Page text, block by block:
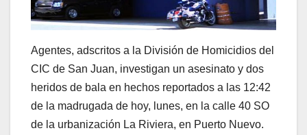
Agentes, adscritos a la División de Homicidios del
CIC de San Juan, investigan un asesinato y dos
heridos de bala en hechos reportados a las 12:42
de la madrugada de hoy, lunes, en la calle 40 SO
de la urbanización La Riviera, en Puerto Nuevo.